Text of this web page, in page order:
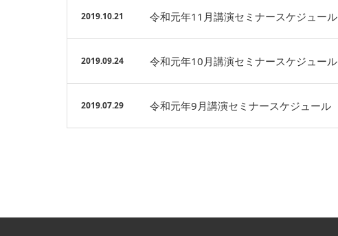
2019.10.21 令和元年11月講演セミナースケジュール
2019.09.24 令和元年10月講演セミナースケジュール
2019.07.29 令和元年9月講演セミナースケジュール